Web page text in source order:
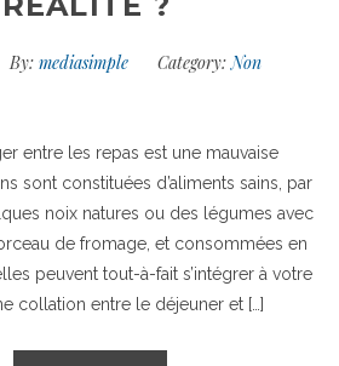
By: mediasimple Category: Non
entre les repas est une mauvaise
sont constituées d’aliments sains, par
noix natures ou des légumes avec
de fromage, et consommées en
peuvent tout-à-fait s’intégrer à votre
collation entre le déjeuner et […]